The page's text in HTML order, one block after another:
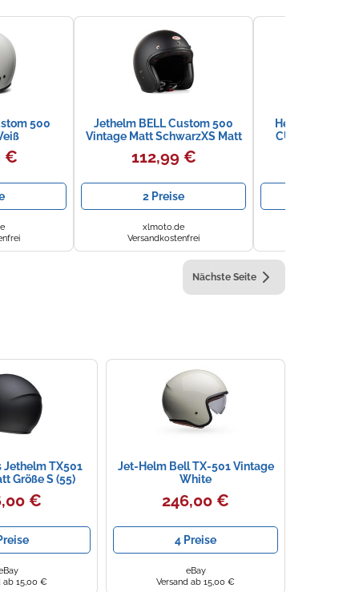
500
€
Jethelm BELL Custom 500
Vintage Matt SchwarzXS Matt
112,99 €
2 Preise
xlmoto.de
Versandkostenfrei
Helm Jet Cafe
CUSTOM 500
Nächste Seite
Jethelm TX501
Größe S (55)
€
ab 15,00 €
Jet-Helm Bell TX-501 Vintage
White
246,00 €
4 Preise
eBay
Versand ab 15,00 €